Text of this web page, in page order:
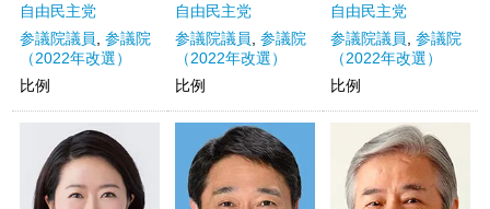
自由民主党
参議院議員
,参議院
（2022年改選）
比例
自由民主党
参議院議員
,参議院
（2022年改選）
比例
自由民主党
参議院議員
参議院
（2022年改選）
比例